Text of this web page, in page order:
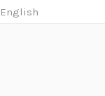
English